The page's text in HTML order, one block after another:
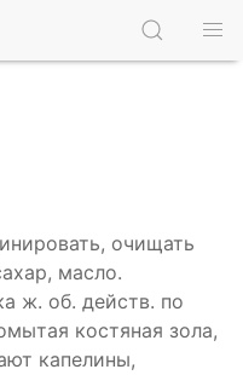
очищать
масло.
ж. об. действ. по
костяная зола,
капелины,